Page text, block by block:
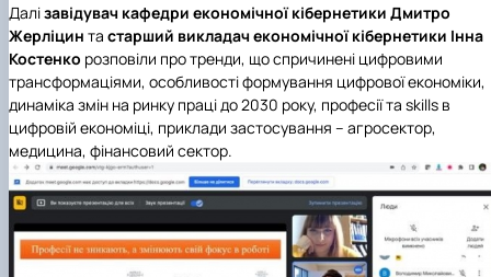
Далізавідувач кафедри економічної кібернетики Дмитро
Жерліцин та старший викладач економічної кібернетики Інна
Костенко розповіли про тренди, що спричинені цифровими
трансформаціями, особливості формування цифрової економіки,
динаміка змін на ринку праці до 2030 року, професії та skills в
цифровій економіці, приклади застосування – агросектор,
медицина, фінансовий сектор.